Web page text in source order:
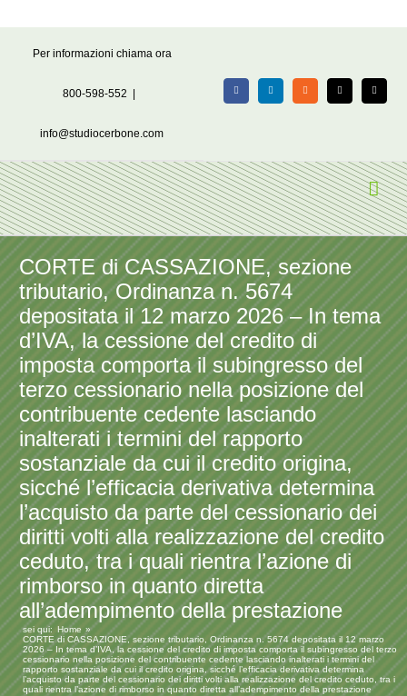
Per informazioni chiama ora
800-598-552
info@studiocerbone.com
FacebookLinkedIn Rss X Email
CORTE di CASSAZIONE, sezione
tributario, Ordinanza n. 5674
depositata il 12 marzo 2026 – In tema
d’IVA, la cessione del credito di
imposta comporta il subingresso del
terzo cessionario nella posizione del
contribuente cedente lasciando
inalterati i termini del rapporto
sostanziale da cui il credito origina,
sicché l’efficacia derivativa determina
l’acquisto da parte del cessionario dei
diritti volti alla realizzazione del credito
ceduto, tra i quali rientra l’azione di
rimborso in quanto diretta
all’adempimento della prestazione
sei qui:
Home
CORTE di CASSAZIONE, sezione tributario, Ordinanza n. 5674 depositata il 12 marzo
2026 – In tema d’IVA, la cessione del credito di imposta comporta il subingresso del terzo
cessionario nella posizione del contribuente cedente lasciando inalterati i termini del
rapporto sostanziale da cui il credito origina, sicché l’efficacia derivativa determina
l’acquisto da parte del cessionario dei diritti volti alla realizzazione del credito ceduto, tra i
quali rientra l’azione di rimborso in quanto diretta all’adempimento della prestazione